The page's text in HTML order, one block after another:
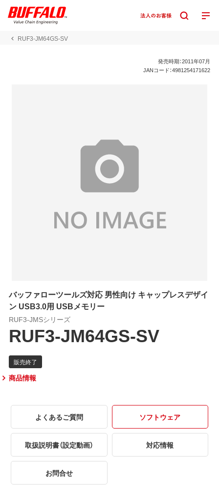
RUF3-JM64GS-SV
発売時期：2011年07月
JANコード：4981254171622
バッファローツールズ対応 男性向け キャップレスデザイ
ン USB3.0用 USBメモリー
RUF3-JMSシリーズ
RUF3-JM64GS-SV
商品情報
よくあるご質問 ソフトウェア
取扱説明書（設定動画） 対応情報
お問合せ